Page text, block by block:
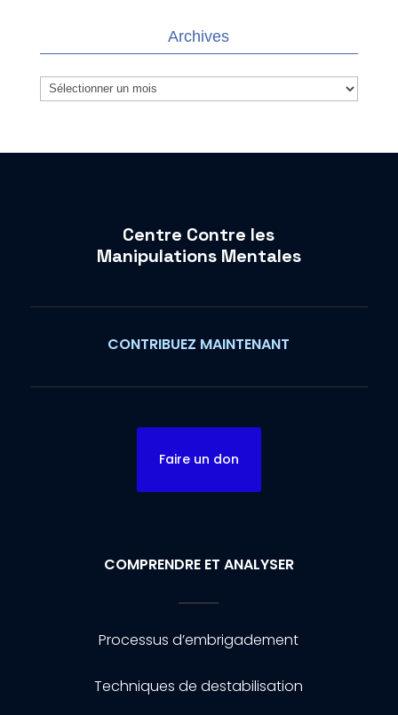
Archives
Archives
Centre Contre les
Manipulations Mentales
CONTRIBUEZ MAINTENANT
Faire un don
COMPRENDRE ET ANALYSER
Processus d’embrigadement
Techniques de destabilisation